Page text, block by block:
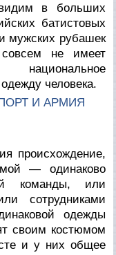
в больших
батистовых
мужских рубашек
не имеет
человека.
И АРМИЯ
происхождение,
— одинаково
команды, или
сотрудниками
одежды
своим костюмом
и у них общее